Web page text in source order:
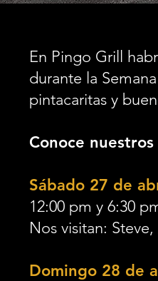
En Pingo Grill
durante la
pintacaritas y
Conoce
Sábado 27 de
12:00 pm y 6:30
Nos visitan:
Domingo 28 de